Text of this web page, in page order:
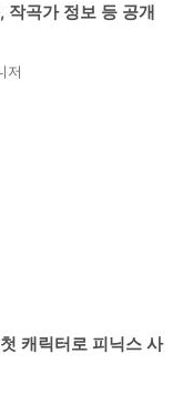
작곡가 정보 등 공개
저
캐릭터로 피닉스 사